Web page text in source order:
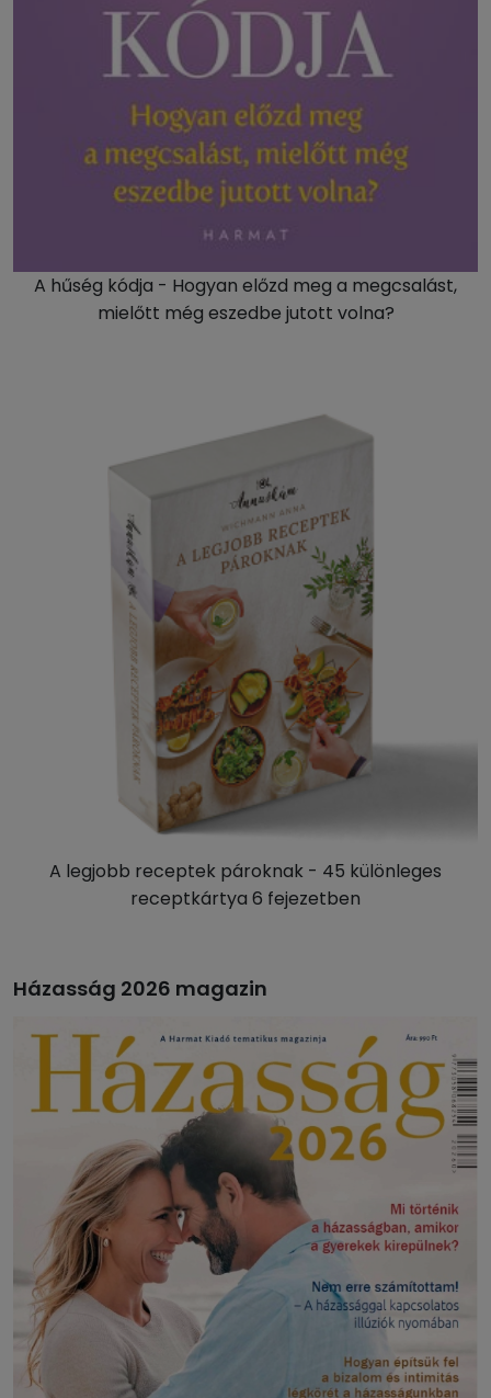
A hűség kódja - Hogyan előzd meg a megcsalást,
mielőtt még eszedbe jutott volna?
A legjobb receptek pároknak - 45 különleges
receptkártya 6 fejezetben
Házasság 2026 magazin